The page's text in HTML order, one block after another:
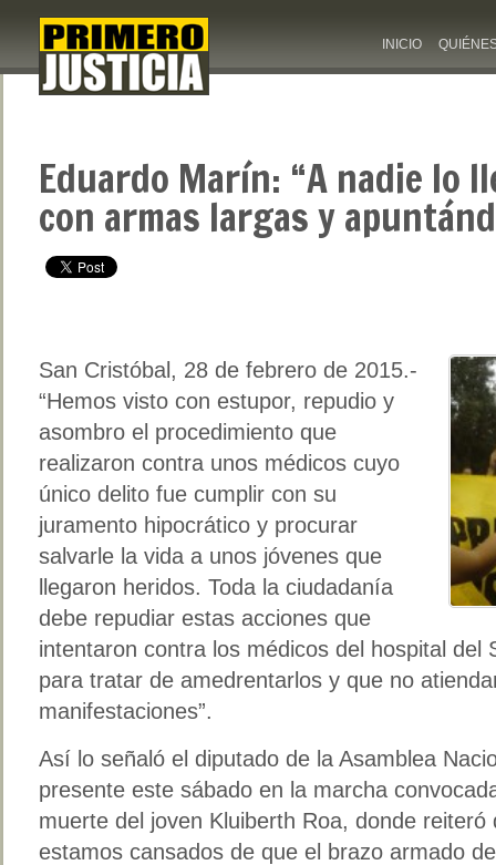
INICIO
Eduardo Marín: “A nadie lo
con armas largas y
San Cristóbal, 28 de febrero de 2015.-
“Hemos visto con estupor, repudio y
asombro el procedimiento que
realizaron contra unos médicos cuyo
único delito fue cumplir con su
juramento hipocrático y procurar
salvarle la vida a unos jóvenes que
llegaron heridos. Toda la ciudadanía
debe repudiar estas acciones que
intentaron contra los médicos del hospital del
para tratar de amedrentarlos y que no
manifestaciones”.
Así lo señaló el diputado de la Asamblea
presente este sábado en la marcha
muerte del joven Kluiberth Roa, donde reiteró
estamos cansados de que el brazo armado